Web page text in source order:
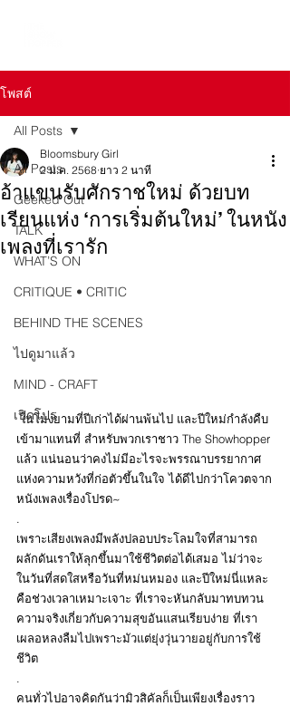
โพสต์
All Posts
Geeked Out
TALK
WHAT’S ON
CRITIQUE • CRITIC
BEHIND THE SCENES
ไปดูมาแล้ว
MIND - CRAFT
เปิดโปร
All Posts
อ้าแขนรับศักราชใหม่ ด้วยบท
เรียนแห่ง ‘การเริ่มต้นใหม่’ ในหนัง
เพลงที่เรารัก
Bloomsbury Girl
2 ม.ค. 2568 ยาว 2 นาที
ในโมงยามที่ปีเก่าได้ผ่านพ้นไป และปีใหม่กำลังคืบ
เข้ามาแทนที่ สำหรับพวกเราชาว The Showhopper
แล้ว แน่นอนว่าคงไม่มีอะไรจะพรรณาบรรยากาศ
แห่งความหวังที่ก่อตัวขึ้นในใจ ได้ดีไปกว่าโควตจาก
หนังเพลงเรื่องโปรด~
.
เพราะเสียงเพลงมีพลังปลอบประโลมใจที่สามารถ
ผลักดันเราให้ลุกขึ้นมาใช้ชีวิตต่อได้เสมอ ไม่ว่าจะ
ในวันที่สดใสหรือวันที่หม่นหมอง และปีใหม่นี่แหละ
คือช่วงเวลาเหมาะเจาะ ที่เราจะหันกลับมาทบทวน
ความจริงเกี่ยวกับความสุขอันแสนเรียบง่าย ที่เรา
เผลอหลงลืมไปเพราะมัวแต่ยุ่งวุ่นวายอยู่กับการใช้
ชีวิต
.
คนทั่วไปอาจคิดกันว่ามิวสิคัลก็เป็นเพียงเรื่องราว